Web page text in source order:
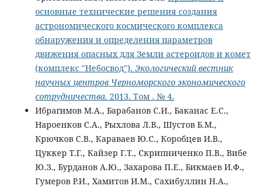
основные технические решения создания
астрономического космического комплекса
обнаружения и определения параметров
движения опасных для Земли астероидов и комет
(комплекс "Небосвод"). Экологический вестник
научных центров Черноморского экономического
сотрудничества. 2013. Том . № 4.
Ибрагимов М.А., Барабанов С.И., Баканас Е.С.,
Нароенков С.А., Рыхлова Л.В., Шустов Б.М.,
Крючков С.В., Караваев Ю.С., Коробцев И.В.,
Цуккер Т.Г., Кайзер Г.Т., Скрипниченко П.В., Вибе
Ю.З., Бурданов А.Ю., Захарова П.Е., Бикмаев И.Ф.,
Гумеров Р.И., Хамитов И.М., Сахибуллин Н.А.,